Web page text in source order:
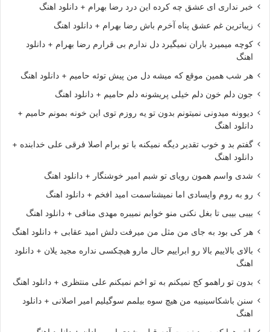
خبر نداری ای عشق چه کرده این درد رضا بهرام + دانلود اهنگ
زیباترین غم عشق پناه آخرم باش رضا بهرام + دانلود اهنگ
کوچه میمیرد باران نمیگیرد دل ندارم بی قرارم رضا بهرام + دانلود
اهنگ
هر شب همین موقع که میشه دل من پیش توئه حامیم + دانلود اهنگ
جون دلم خون دلم خیلی پریشونه دلم حامیم + دانلود اهنگ
دیوونه میدونی نمیتونم بدون تو یه روزم توی این خونه بمونم حامیم +
دانلود اهنگ
گفتم بد و خوب تقدیر دیگه نمیکنه با تو برام اصلا فرقی علی خدابنده +
دانلود اهنگ
شدی واسم همون رویای تو شبم امیر خوشنگار + دانلود اهنگ
رو به روم وایسادی اما نمیشناسمت امید افخم + دانلود اهنگ
بیبی بیبی تا بغل نکنی منو خوابم نمیبره مهدی منافی + دانلود اهنگ
هر کی بود به جای من مثل من میرفت دلش امید عقابی + دانلود اهنگ
بالای بالاییم بالا رو ابراییم حال مارو هیچکسی نداره مجید یلان + دانلود
اهنگ
بدون تو راهمو کج نمیکنم به تو اخم نمیکنم علی منتظری + دانلود اهنگ
سنن باشکاسینییه من هیچ سوه بیلمم سوگیلیم امیر اصلانی + دانلود
اهنگ